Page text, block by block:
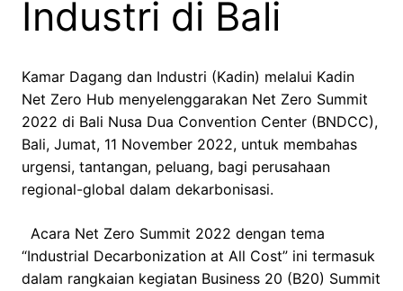
Industri di Bali
Kamar Dagang dan Industri (Kadin) melalui Kadin
Net Zero Hub menyelenggarakan Net Zero Summit
2022 di Bali Nusa Dua Convention Center (BNDCC),
Bali, Jumat, 11 November 2022, untuk membahas
urgensi, tantangan, peluang, bagi perusahaan
regional-global dalam dekarbonisasi.
Acara Net Zero Summit 2022 dengan tema
“Industrial Decarbonization at All Cost” ini termasuk
dalam rangkaian kegiatan Business 20 (B20) Summit